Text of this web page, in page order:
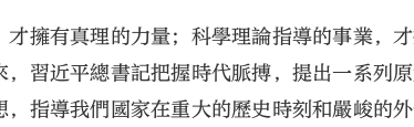
才擁有真理的力量；科學理論指導的事業，
，習近平總書記把握時代脈搏，提出一系列
指導我們國家在重大的歷史時刻和嚴峻的